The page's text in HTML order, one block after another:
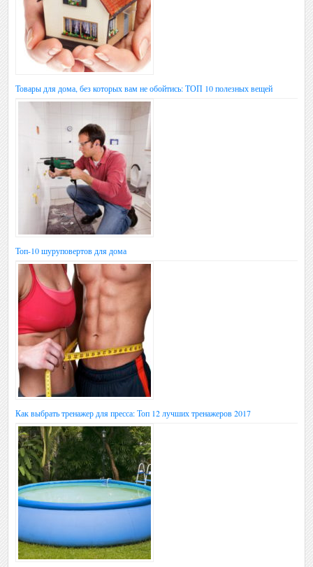
Товары для дома, без которых вам не обойтись: ТОП 10 полезных вещей
Топ-10 шуруповертов для дома
Как выбрать тренажер для пресса: Топ 12 лучших тренажеров 2017